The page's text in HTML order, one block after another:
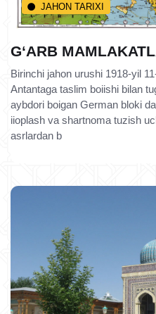
JAHON TARIXI
G‘ARB
Birinchi jahon urushi 1918-yil
Antantaga taslim boiishi bilan
aybdori boigan German bloki
iioplash va shartnoma tuzish
asrlardan b